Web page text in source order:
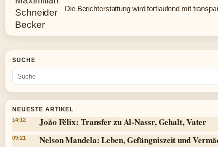
Die Berichterstattung wird fortlaufend mit
SUCHE
NEUESTE ARTIKEL
14:12 João Félix: Transfer zu Al-Nassr, Gehalt, Vater
09:21 Nelson Mandela: Leben, Gefängniszeit und